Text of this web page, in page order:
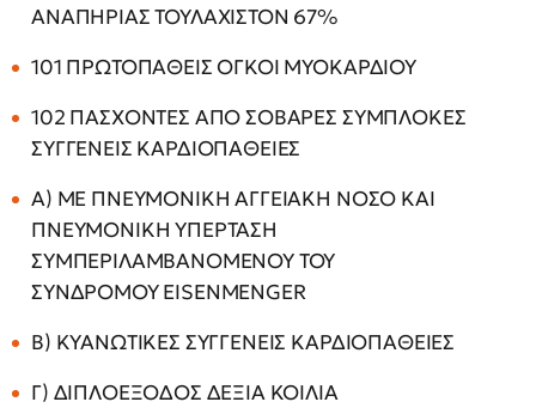
ΑΝΑΠΗΡΙΑΣ ΤΟΥΛΑΧΙΣΤΟΝ 67%
101 ΠΡΩΤΟΠΑΘΕΙΣ ΟΓΚΟΙ ΜΥΟΚΑΡΔΙΟΥ
102 ΠΑΣΧΟΝΤΕΣ ΑΠΟ ΣΟΒΑΡΕΣ ΣΥΜΠΛΟΚΕΣ
ΣΥΓΓΕΝΕΙΣ ΚΑΡΔΙΟΠΑΘΕΙΕΣ
Α) ΜΕ ΠΝΕΥΜΟΝΙΚΗ ΑΓΓΕΙΑΚΗ ΝΟΣΟ ΚΑΙ
ΠΝΕΥΜΟΝΙΚΗ ΥΠΕΡΤΑΣΗ
ΣΥΜΠΕΡΙΛΑΜΒΑΝΟΜΕΝΟΥ ΤΟΥ
ΣΥΝΔΡΟΜΟΥ EISENMENGER
Β) ΚΥΑΝΩΤΙΚΕΣ ΣΥΓΓΕΝΕΙΣ ΚΑΡΔΙΟΠΑΘΕΙΕΣ
Γ) ΔΙΠΛΟΕΞΟΔΟΣ ΔΕΞΙΑ ΚΟΙΛΙΑ